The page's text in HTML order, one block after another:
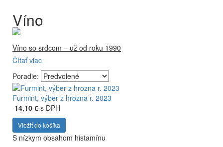
Víno
Víno so srdcom – už od roku 1990
Firma Ostrožovič je najstaršou privátnou firmou na
slovenskom Tokaji.
Vyrábame kvalitné odrodové a výberové vína. Ako prví sme
priniesli na slovenský trh sólo spracované vína z tokajských
odrôd Furmint, Lipovina a Muškát žltý reduktívnou
technológiou. Hrozno spracúvame najmodernejšími
technológiami, vrátane riadenej fermentácie.
Čítať viac
Poradie:
Furmint, výber z hrozna r. 2023
14,10 € s DPH
Vložiť do košíka
S nízkym obsahom histamínu